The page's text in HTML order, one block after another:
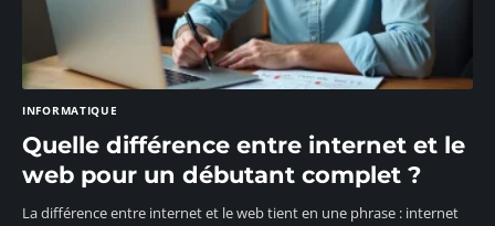
INFORMATIQUE
Quelle différence entre internet et le
web pour un débutant complet ?
La différence entre internet et le web tient en une phrase : internet